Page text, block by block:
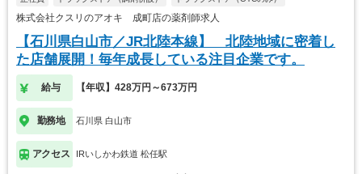
株式会社クスリのアオキ 成町店の薬剤師求人
【石川県白山市／JR北陸本線】 北陸地域に密着し
た店舗展開！毎年成長している注目企業です。
給与 【年収】428万円～673万円
勤務地 石川県 白山市
アクセス IRいしかわ鉄道 松任駅